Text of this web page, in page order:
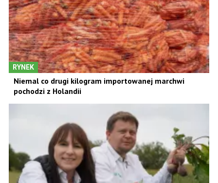
RYNEK
Niemal co drugi kilogram importowanej marchwi
pochodzi z Holandii